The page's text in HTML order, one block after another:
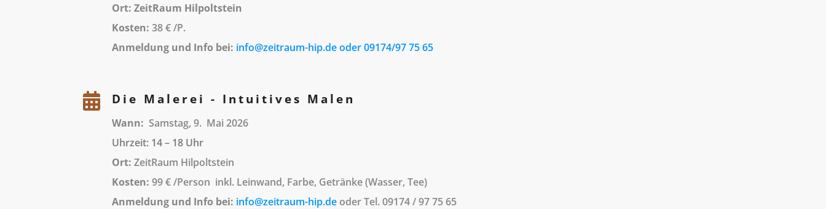
Ort: ZeitRaum Hilpoltstein
Kosten: 38 € /P.
Anmeldung und Info bei: info@zeitraum-hip.de oder 09174/97 75 65
 Die Malerei - Intuitives Malen
Wann: Samstag, 9. Mai 2026
Uhrzeit: 14 – 18 Uhr
Ort: ZeitRaum Hilpoltstein
Kosten: 99 € /Person inkl. Leinwand, Farbe, Getränke (Wasser, Tee)
Anmeldung und Info bei: info@zeitraum-hip.deoder Tel. 09174 / 97 75 65